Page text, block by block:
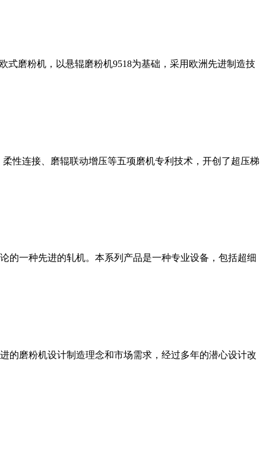
磨粉机，以悬辊磨粉机9518为基础，采用欧洲先进制造技
性连接、磨辊联动增压等五项磨机专利技术，开创了超压梯
的一种先进的轧机。本系列产品是一种专业设备，包括超细
的磨粉机设计制造理念和市场需求，经过多年的潜心设计改